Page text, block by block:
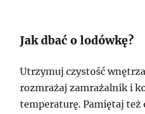
Jak dbać o lodówkę?
Utrzymuj czystość
rozmrażaj zamrażalnik i
temperaturę. Pamiętaj też